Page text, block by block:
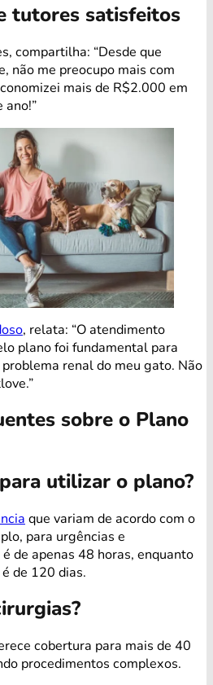
tutores satisfeitos
compartilha: “Desde que
não me preocupo mais com
mais de R$2.000 em
ano!”
, relata: “O atendimento
plano foi fundamental para
renal do meu gato. Não
sobre o Plano
utilizar o plano?
que variam de acordo com o
para urgências e
de apenas 48 horas, enquanto
de 120 dias.
cobertura para mais de 40
procedimentos complexos.